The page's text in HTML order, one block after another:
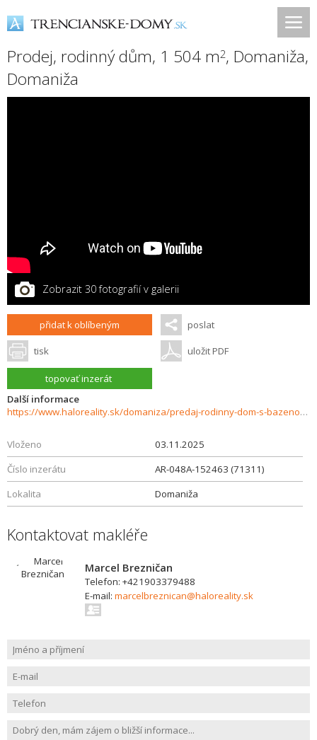
Prodej, rodinný dům, 1 504 m2, Domaniža,
Domaniža
Zobrazit 30 fotografií v galerii
přidat k oblíbeným poslat
tisk uložit PDF
topovať inzerát
Další informace
https://www.haloreality.sk/domaniza/predaj-rodinny-dom-s-bazenom-domaniza---exkluzivne-halo-reality/71311
Vloženo
03.11.2025
Číslo inzerátu
AR-048A-152463 (71311)
Lokalita
Domaniža
Kontaktovat makléře
Marcel Brezničan
Telefon: +421903379488
E-mail: marcelbreznican@haloreality.sk